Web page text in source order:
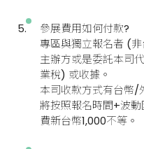
參展費用如何付款?
專區與獨立報名者 (
主辦方或是委託本司
業稅) 或收據。
本司收款方式有台幣/
將按照報名時間+波
費新台幣1,000不等。